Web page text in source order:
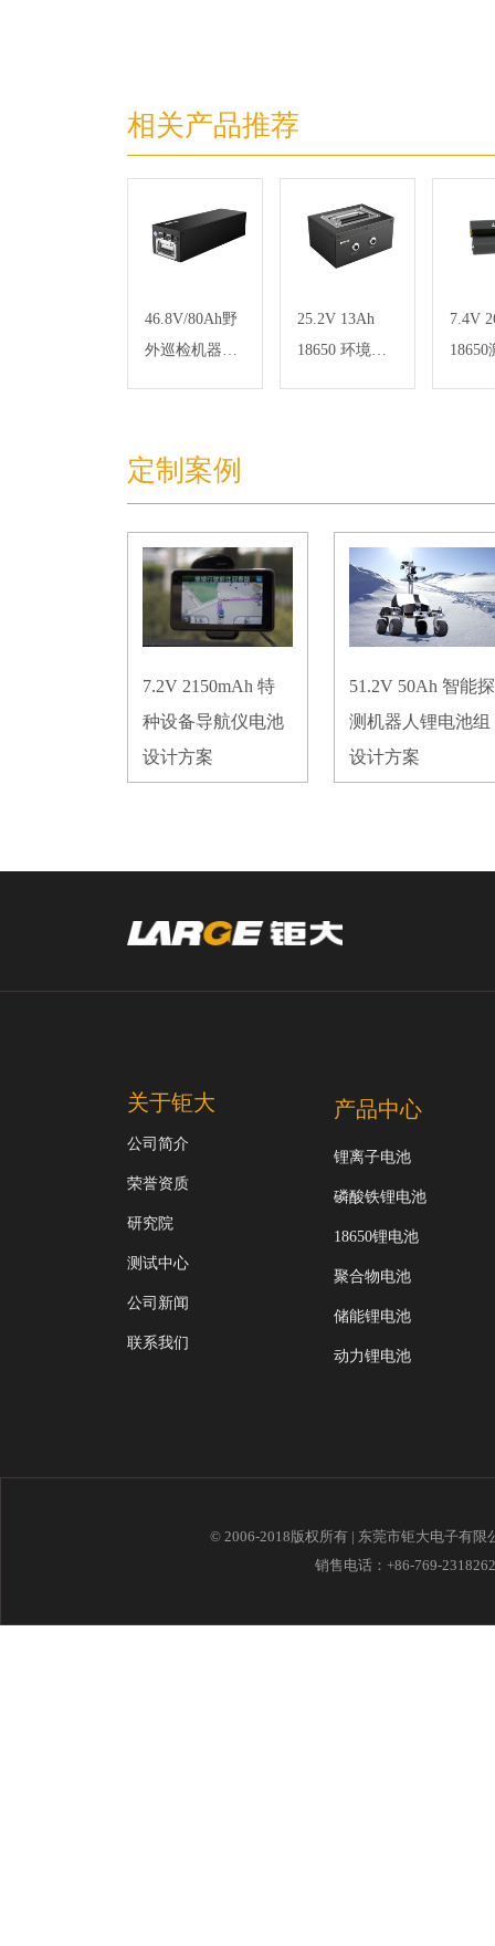
相关产品推荐
46.8V/80Ah野
外巡检机器人
25.2V 13Ah
18650 环境检
7.4V
18650
定制案例
7.2V 2150mAh 特
种设备导航仪电池
设计方案
51.2V 50Ah 智能探
测机器人锂电池组
设计方案
关于钜大
公司简介
荣誉资质
研究院
测试中心
公司新闻
联系我们
产品中心
锂离子电池
磷酸铁锂电池
18650锂电池
聚合物电池
储能锂电池
动力锂电池
© 2006-2018版权所有 | 东莞市钜大电子有
销售电话：+86-769-